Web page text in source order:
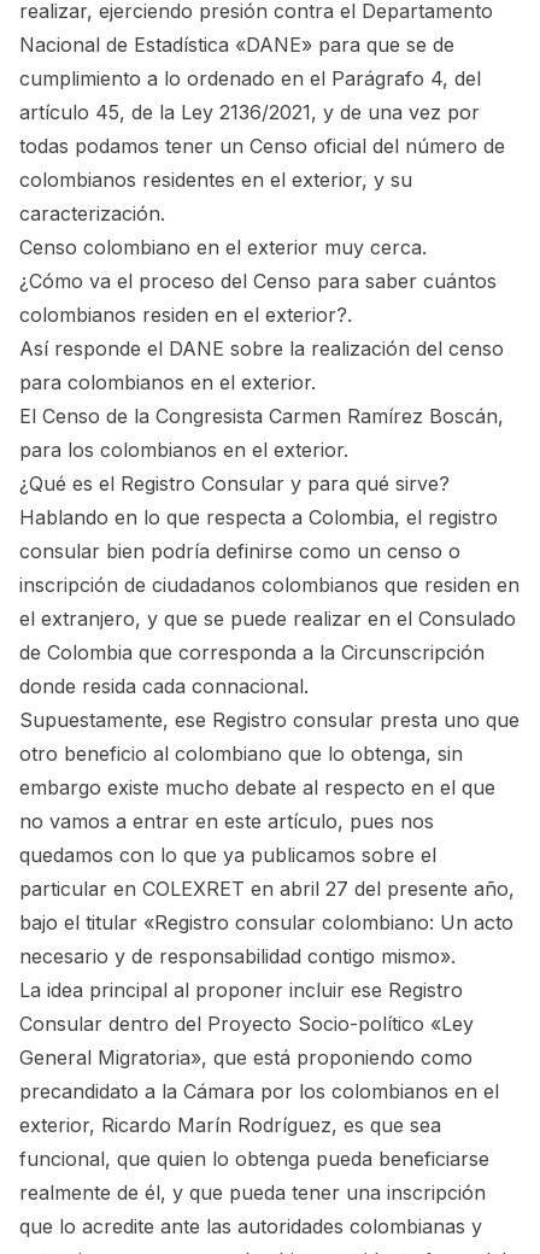
realizar, ejerciendo presión contra el Departamento
Nacional de Estadística «DANE» para que se de
cumplimiento a lo ordenado en el Parágrafo 4, del
artículo 45, de la Ley 2136/2021, y de una vez por
todas podamos tener un Censo oficial del número de
colombianos residentes en el exterior, y su
caracterización.
Censo colombiano en el exterior muy cerca.
¿Cómo va el proceso del Censo para saber cuántos
colombianos residen en el exterior?.
Así responde el DANE sobre la realización del censo
para colombianos en el exterior.
El Censo de la Congresista Carmen Ramírez Boscán,
para los colombianos en el exterior.
¿Qué es el Registro Consular y para qué sirve?
Hablando en lo que respecta a Colombia, el registro
consular bien podría definirse como un censo o
inscripción de ciudadanos colombianos que residen en
el extranjero, y que se puede realizar en el Consulado
de Colombia que corresponda a la Circunscripción
donde resida cada connacional.
Supuestamente, ese Registro consular presta uno que
otro beneficio al colombiano que lo obtenga, sin
embargo existe mucho debate al respecto en el que
no vamos a entrar en este artículo, pues nos
quedamos con lo que ya publicamos sobre el
particular en COLEXRET en abril 27 del presente año,
bajo el titular «Registro consular colombiano: Un acto
necesario y de responsabilidad contigo mismo».
La idea principal al proponer incluir ese Registro
Consular dentro del Proyecto Socio-político «Ley
General Migratoria», que está proponiendo como
precandidato a la Cámara por los colombianos en el
exterior, Ricardo Marín Rodríguez, es que sea
funcional, que quien lo obtenga pueda beneficiarse
realmente de él, y que pueda tener una inscripción
que lo acredite ante las autoridades colombianas y